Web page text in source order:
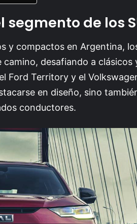
de los
y compactos en Argentina,
desafiando a clásicos
Ford Territory y el
en diseño, sino
conductores.